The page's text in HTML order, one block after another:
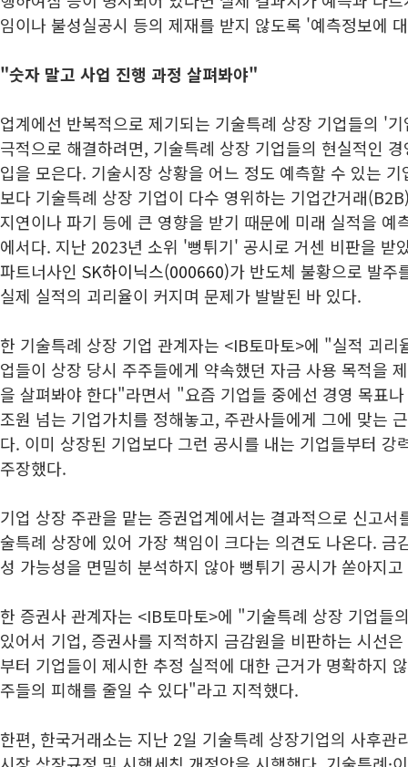
임이나 불성실공시 등의 제재를 받지 않도록 '예측정보에
"숫자 말고 사업 진행 과정 살펴봐야"
업계에선 반복적으로 제기되는 기술특례 상장 기업들의 '
극적으로 해결하려면, 기술특례 상장 기업들의 현실적인
입을 모은다. 기술시장 상황을 어느 정도 예측할 수 있는
보다 기술특례 상장 기업이 다수 영위하는 기업간거래
지연이나 파기 등에 큰 영향을 받기 때문에 미래 실적을 예
에서다. 지난 2023년 소위 '뻥튀기' 공시로 거센 비판을 받
파트너사인 SK하이닉스(000660)가 반도체 불황으로 발주
실제 실적의 괴리율이 커지며 문제가 발발된 바 있다.
한 기술특례 상장 기업 관계자는 <IB토마토>에 "실적 괴리
업들이 상장 당시 주주들에게 약속했던 자금 사용 목적을
을 살펴봐야 한다"라면서 "요즘 기업들 중에선 경영 목표
조원 넘는 기업가치를 정해놓고, 주관사들에게 그에 맞는
다. 이미 상장된 기업보다 그런 공시를 내는 기업들부터 강
주장했다.
기업 상장 주관을 맡는 증권업계에서는 결과적으로 신고서
술특례 상장에 있어 가장 책임이 크다는 의견도 나온다. 금
성 가능성을 면밀히 분석하지 않아 뻥튀기 공시가 쏟아지
한 증권사 관계자는 <IB토마토>에 "기술특례 상장 기업들
있어서 기업, 증권사를 지적하지 금감원을 비판하는 시선
부터 기업들이 제시한 추정 실적에 대한 근거가 명확하지
주들의 피해를 줄일 수 있다"라고 지적했다.
한편, 한국거래소는 지난 2일 기술특례 상장기업의 사후관